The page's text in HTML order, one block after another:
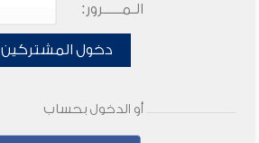
الـمـــــرور:
دخول المشتركين
أو الدخول بحساب